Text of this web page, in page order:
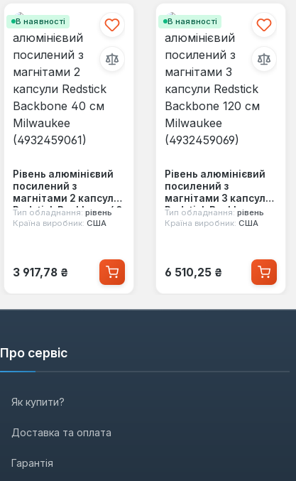
В наявності
Рівень алюмінієвий
посилений з
магнітами 2 капсули
Redstick Backbone 40
см Milwaukee
Тип обладнання: рівень
Країна виробник: США
Звичайна ціна:
3 917,78 ₴
В наявності
Рівень алюмінієвий
посилений з
магнітами 3 капсули
Redstick Backbone
120 см Milwaukee
Тип обладнання: рівень
Країна виробник: США
Звичайна ціна:
6 510,25 ₴
Про сервіс
Як купити?
Доставка та оплата
Гарантія